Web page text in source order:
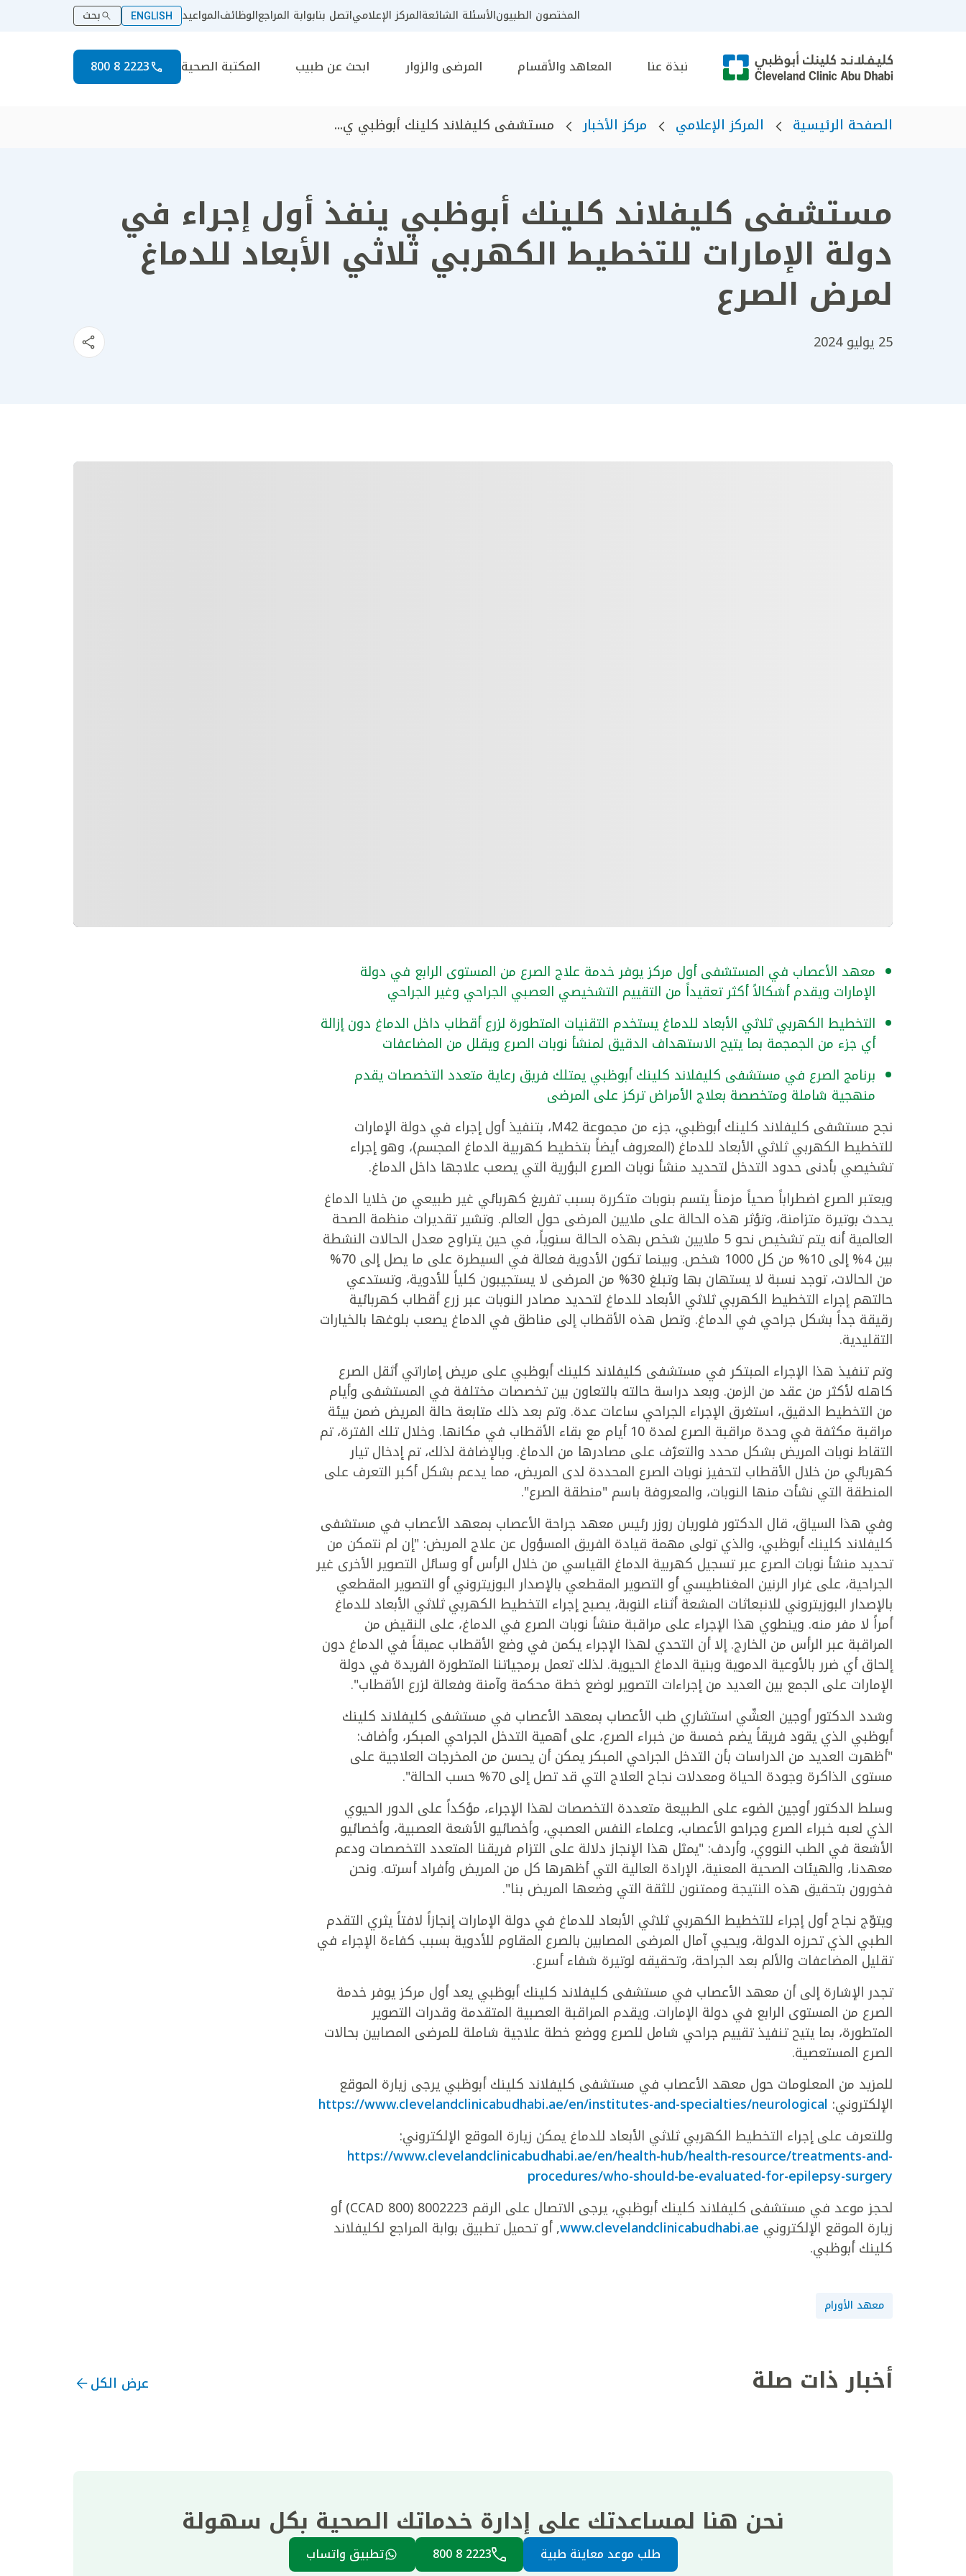
المختصون الطبيونالأسئلة الشائعةالمركز الإعلامياتصل بنابوابة المراجعالوظائفالمواعيد ENGLISH بحث
نبذة عنا المعاهد والأقسام المرضى والزوار ابحث عن طبيب المكتبة الصحية 2223 8 800
الصفحة الرئيسية المركز الإعلامي مركز الأخبار مستشفى كليفلاند كلينك أبوظبي ي...
مستشفى كليفلاند كلينك أبوظبي ينفذ أول إجراء في
دولة الإمارات للتخطيط الكهربي ثلاثي الأبعاد للدماغ
لمرض الصرع
25 يوليو 2024
معهد الأعصاب في المستشفى أول مركز يوفر خدمة علاج الصرع من المستوى الرابع في دولة
الإمارات ويقدم أشكالاً أكثر تعقيداً من التقييم التشخيصي العصبي الجراحي وغير الجراحي
التخطيط الكهربي ثلاثي الأبعاد للدماغ يستخدم التقنيات المتطورة لزرع أقطاب داخل الدماغ دون إزالة
أي جزء من الجمجمة بما يتيح الاستهداف الدقيق لمنشأ نوبات الصرع ويقلل من المضاعفات
برنامج الصرع في مستشفى كليفلاند كلينك أبوظبي يمتلك فريق رعاية متعدد التخصصات يقدم
منهجية شاملة ومتخصصة بعلاج الأمراض تركز على المرضى
نجح مستشفى كليفلاند كلينك أبوظبي، جزء من مجموعة M42، بتنفيذ أول إجراء في دولة الإمارات
للتخطيط الكهربي ثلاثي الأبعاد للدماغ (المعروف أيضاً بتخطيط كهربية الدماغ المجسم)، وهو إجراء
تشخيصي بأدنى حدود التدخل لتحديد منشأ نوبات الصرع البؤرية التي يصعب علاجها داخل الدماغ.
ويعتبر الصرع اضطراباً صحياً مزمناً يتسم بنوبات متكررة بسبب تفريغ كهربائي غير طبيعي من خلايا الدماغ
يحدث بوتيرة متزامنة، وتؤثر هذه الحالة على ملايين المرضى حول العالم. وتشير تقديرات منظمة الصحة
العالمية أنه يتم تشخيص نحو 5 ملايين شخص بهذه الحالة سنوياً، في حين يتراوح معدل الحالات النشطة
بين 4% إلى 10% من كل 1000 شخص. وبينما تكون الأدوية فعالة في السيطرة على ما يصل إلى 70%
من الحالات، توجد نسبة لا يستهان بها وتبلغ 30% من المرضى لا يستجيبون كلياً للأدوية، وتستدعي
حالتهم إجراء التخطيط الكهربي ثلاثي الأبعاد للدماغ لتحديد مصادر النوبات عبر زرع أقطاب كهربائية
رقيقة جداً بشكل جراحي في الدماغ. وتصل هذه الأقطاب إلى مناطق في الدماغ يصعب بلوغها بالخيارات
التقليدية.
وتم تنفيذ هذا الإجراء المبتكر في مستشفى كليفلاند كلينك أبوظبي على مريض إماراتي أثقل الصرع
كاهله لأكثر من عقد من الزمن. وبعد دراسة حالته بالتعاون بين تخصصات مختلفة في المستشفى وأيام
من التخطيط الدقيق، استغرق الإجراء الجراحي ساعات عدة. وتم بعد ذلك متابعة حالة المريض ضمن بيئة
مراقبة مكثفة في وحدة مراقبة الصرع لمدة 10 أيام مع بقاء الأقطاب في مكانها. وخلال تلك الفترة، تم
التقاط نوبات المريض بشكل محدد والتعرّف على مصادرها من الدماغ. وبالإضافة لذلك، تم إدخال تيار
كهربائي من خلال الأقطاب لتحفيز نوبات الصرع المحددة لدى المريض، مما يدعم بشكل أكبر التعرف على
المنطقة التي نشأت منها النوبات، والمعروفة باسم "منطقة الصرع".
وفي هذا السياق، قال الدكتور فلوريان روزر رئيس معهد جراحة الأعصاب بمعهد الأعصاب في مستشفى
كليفلاند كلينك أبوظبي، والذي تولى مهمة قيادة الفريق المسؤول عن علاج المريض: "إن لم نتمكن من
تحديد منشأ نوبات الصرع عبر تسجيل كهربية الدماغ القياسي من خلال الرأس أو وسائل التصوير الأخرى غير
الجراحية، على غرار الرنين المغناطيسي أو التصوير المقطعي بالإصدار البوزيتروني أو التصوير المقطعي
بالإصدار البوزيتروني للانبعاثات المشعة أثناء النوبة، يصبح إجراء التخطيط الكهربي ثلاثي الأبعاد للدماغ
أمراً لا مفر منه. وينطوي هذا الإجراء على مراقبة منشأ نوبات الصرع في الدماغ، على النقيض من
المراقبة عبر الرأس من الخارج. إلا أن التحدي لهذا الإجراء يكمن في وضع الأقطاب عميقاً في الدماغ دون
إلحاق أي ضرر بالأوعية الدموية وبنية الدماغ الحيوية. لذلك تعمل برمجياتنا المتطورة الفريدة في دولة
الإمارات على الجمع بين العديد من إجراءات التصوير لوضع خطة محكمة وآمنة وفعالة لزرع الأقطاب".
وشدد الدكتور أوجين العشّي استشاري طب الأعصاب بمعهد الأعصاب في مستشفى كليفلاند كلينك
أبوظبي الذي يقود فريقاً يضم خمسة من خبراء الصرع، على أهمية التدخل الجراحي المبكر، وأضاف:
"أظهرت العديد من الدراسات بأن التدخل الجراحي المبكر يمكن أن يحسن من المخرجات العلاجية على
مستوى الذاكرة وجودة الحياة ومعدلات نجاح العلاج التي قد تصل إلى 70% حسب الحالة".
وسلط الدكتور أوجين الضوء على الطبيعة متعددة التخصصات لهذا الإجراء، مؤكداً على الدور الحيوي
الذي لعبه خبراء الصرع وجراحو الأعصاب، وعلماء النفس العصبي، وأخصائيو الأشعة العصبية، وأخصائيو
الأشعة في الطب النووي، وأردف: "يمثل هذا الإنجاز دلالة على التزام فريقنا المتعدد التخصصات ودعم
معهدنا، والهيئات الصحية المعنية، الإرادة العالية التي أظهرها كل من المريض وأفراد أسرته. ونحن
فخورون بتحقيق هذه النتيجة وممتنون للثقة التي وضعها المريض بنا".
ويتوّج نجاح أول إجراء للتخطيط الكهربي ثلاثي الأبعاد للدماغ في دولة الإمارات إنجازاً لافتاً يثري التقدم
الطبي الذي تحرزه الدولة، ويحيي آمال المرضى المصابين بالصرع المقاوم للأدوية بسبب كفاءة الإجراء في
تقليل المضاعفات والألم بعد الجراحة، وتحقيقه لوتيرة شفاء أسرع.
تجدر الإشارة إلى أن معهد الأعصاب في مستشفى كليفلاند كلينك أبوظبي يعد أول مركز يوفر خدمة
الصرع من المستوى الرابع في دولة الإمارات. ويقدم المراقبة العصبية المتقدمة وقدرات التصوير
المتطورة، بما يتيح تنفيذ تقييم جراحي شامل للصرع ووضع خطة علاجية شاملة للمرضى المصابين بحالات
الصرع المستعصية.
للمزيد من المعلومات حول معهد الأعصاب في مستشفى كليفلاند كلينك أبوظبي يرجى زيارة الموقع
الإلكتروني: https://www.clevelandclinicabudhabi.ae/en/institutes-and-specialties/neurological
وللتعرف على إجراء التخطيط الكهربي ثلاثي الأبعاد للدماغ يمكن زيارة الموقع الإلكتروني:
https://www.clevelandclinicabudhabi.ae/en/health-hub/health-resource/treatments-and-
procedures/who-should-be-evaluated-for-epilepsy-surgery
لحجز موعد في مستشفى كليفلاند كلينك أبوظبي، يرجى الاتصال على الرقم 8002223 (800 CCAD) أو
زيارة الموقع الإلكتروني www.clevelandclinicabudhabi.ae, أو تحميل تطبيق بوابة المراجع لكليفلاند
كلينك أبوظبي.
معهد الأورام
أخبار ذات صلة عرض الكل
نحن هنا لمساعدتك على إدارة خدماتك الصحية بكل سهولة
طلب موعد معاينة طبية 2223 8 800 تطبيق واتساب